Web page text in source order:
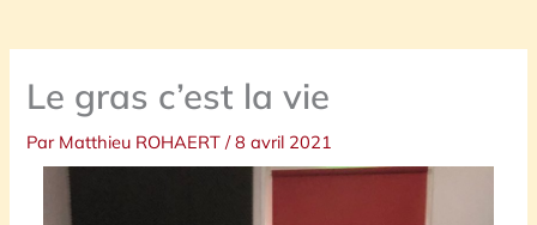
Le gras c’est la vie
Par Matthieu ROHAERT/8 avril 2021